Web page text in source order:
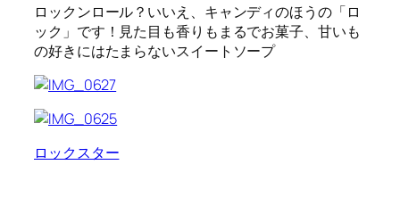
ロックンロール？いいえ、キャンディのほうの「ロ
ック」です！見た目も香りもまるでお菓子、甘いも
の好きにはたまらないスイートソープ
ロックスター